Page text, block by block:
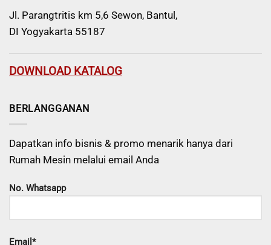
Jl. Parangtritis km 5,6 Sewon, Bantul,
DI Yogyakarta 55187
DOWNLOAD KATALOG
BERLANGGANAN
Dapatkan info bisnis & promo menarik hanya dari
Rumah Mesin melalui email Anda
No. Whatsapp
Email*